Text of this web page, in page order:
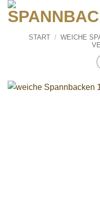
Zum
Inhalt
START / WEICHE